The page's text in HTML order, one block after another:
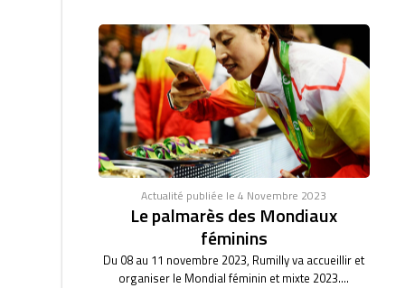
Actualité publiée le 4 Novembre 2023
Le palmarès des Mondiaux
féminins
Du 08 au 11 novembre 2023, Rumilly va accueillir et
organiser le Mondial féminin et mixte 2023....